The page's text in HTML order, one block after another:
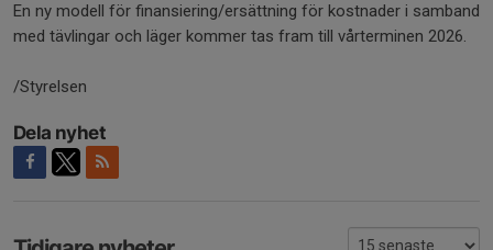
En ny modell för finansiering/ersättning för kostnader i samband
med tävlingar och läger kommer tas fram till vårterminen 2026.
/Styrelsen
Dela nyhet